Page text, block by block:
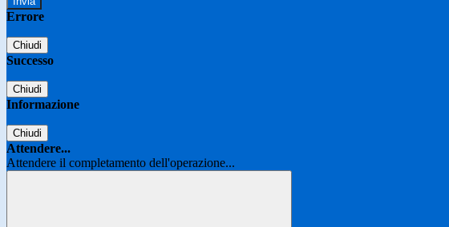
Errore
Chiudi
Successo
Chiudi
Informazione
Chiudi
Attendere...
Attendere il completamento dell'operazione...